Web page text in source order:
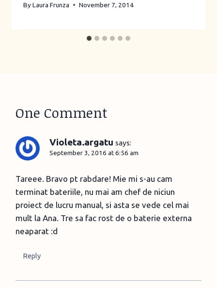
ByLaura Frunza November 7, 2014
One Comment
Violeta.argatu says:
September 3, 2016 at 6:56 am
Tareee. Bravo pt rabdare! Mie mi s-au cam
terminat bateriile, nu mai am chef de niciun
proiect de lucru manual, si asta se vede cel mai
mult la Ana. Tre sa fac rost de o baterie externa
neaparat :d
Reply